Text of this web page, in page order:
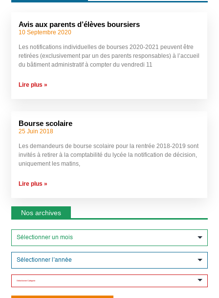
Avis aux parents d’élèves boursiers
10 Septembre 2020
Les notifications individuelles de bourses 2020-2021 peuvent être
retirées (exclusivement par un des parents responsables) à l’accueil
du bâtiment administratif à compter du vendredi 11
Lire plus »
Bourse scolaire
25 Juin 2018
Les demandeurs de bourse scolaire pour la rentrée 2018-2019 sont
invités à retirer à la comptabilité du lycée la notification de décision,
uniquement les matins,
Lire plus »
Nos archives